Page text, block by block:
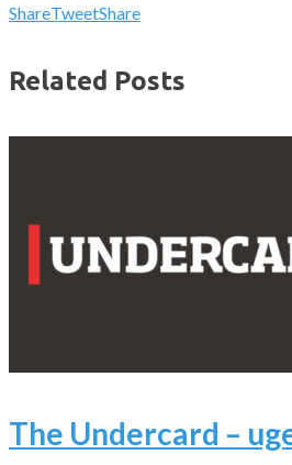
ShareTweetShare
Related Posts
The Undercard –